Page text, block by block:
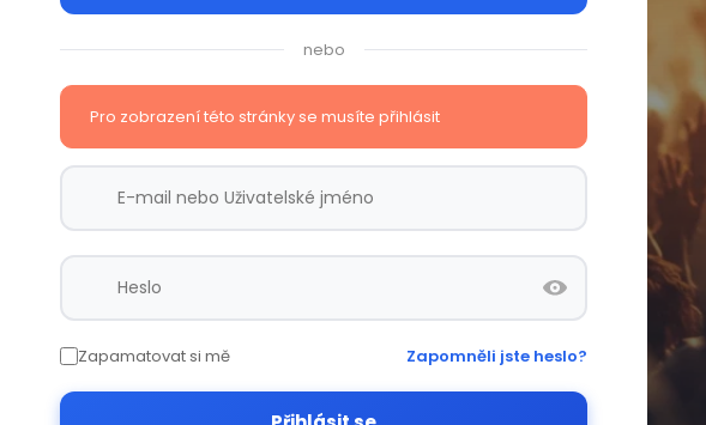
nebo
Pro zobrazení této stránky se musíte přihlásit
Zapamatovat si mě Zapomněli jste heslo?